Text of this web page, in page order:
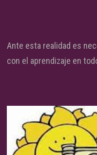
Ante esta realidad es
con el aprendizaje en